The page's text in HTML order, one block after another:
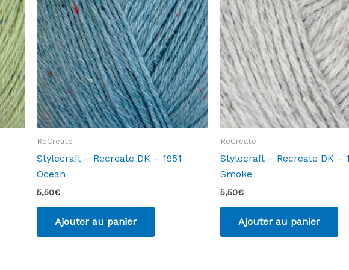
ReCreate
Stylecraft – Recreate DK – 1951
Ocean
5,50€
Ajouter au panier
ReCreate
Stylecraft – Recreate DK –
Smoke
5,50€
Ajouter au panier